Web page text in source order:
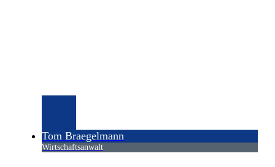
Tom Braegelmann
Wirtschaftsanwalt